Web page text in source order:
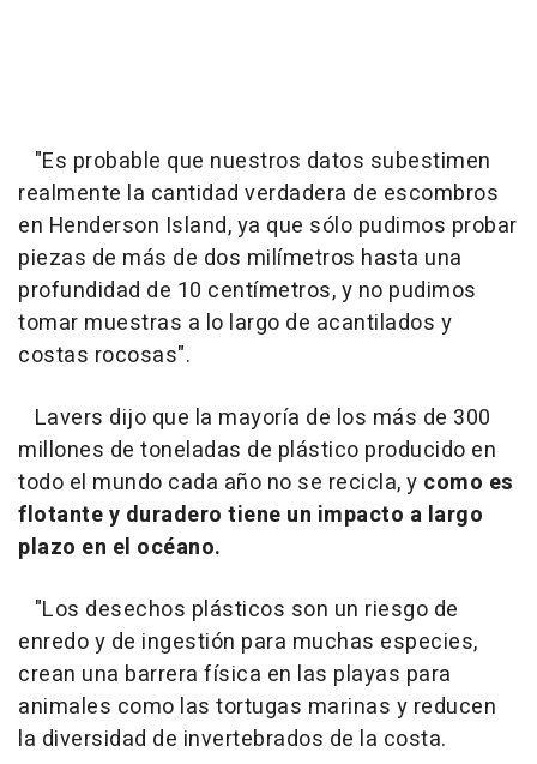
"Es probable que nuestros datos subestimen
realmente la cantidad verdadera de escombros
en Henderson Island, ya que sólo pudimos probar
piezas de más de dos milímetros hasta una
profundidad de 10 centímetros, y no pudimos
tomar muestras a lo largo de acantilados y
costas rocosas".
Lavers dijo que la mayoría de los más de 300
millones de toneladas de plástico producido en
todo el mundo cada año no se recicla, y como es
flotante y duradero tiene un impacto a largo
plazo en el océano.
"Los desechos plásticos son un riesgo de
enredo y de ingestión para muchas especies,
crean una barrera física en las playas para
animales como las tortugas marinas y reducen
la diversidad de invertebrados de la costa.